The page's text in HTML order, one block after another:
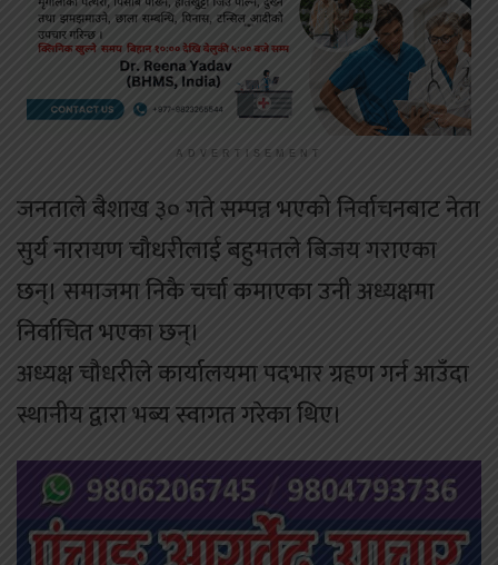
ADVERTISEMENT
जनताले बैशाख ३० गते सम्पन्न भएको निर्वाचनबाट नेता
सुर्य नारायण चौधरीलाई बहुमतले बिजय गराएका
छन्। समाजमा निकै चर्चा कमाएका उनी अध्यक्षमा
निर्वाचित भएका छन्।
अध्यक्ष चौधरीले कार्यालयमा पदभार ग्रहण गर्न आउँदा
स्थानीय द्वारा भब्य स्वागत गरेका थिए।